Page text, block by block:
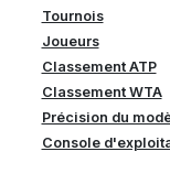
Tournois
Joueurs
Classement ATP
Classement WTA
Précision du
Console